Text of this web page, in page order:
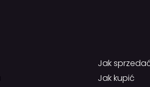
Jak
Jak kupić